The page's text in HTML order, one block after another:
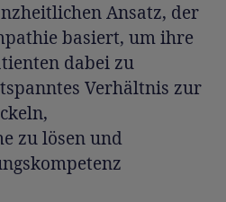
Ansatz, der
basiert, um ihre
dabei zu
Verhältnis zur
zu lösen und